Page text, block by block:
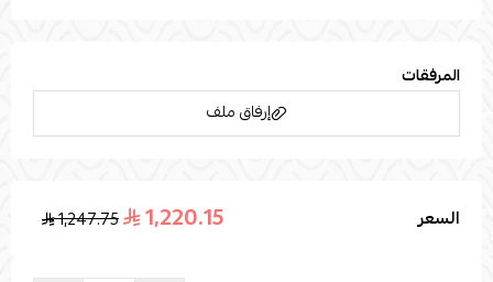
المرفقات
إرفاق ملف
اسحب و افلت الملف هنا
السعر 1,220.15
1,247.75